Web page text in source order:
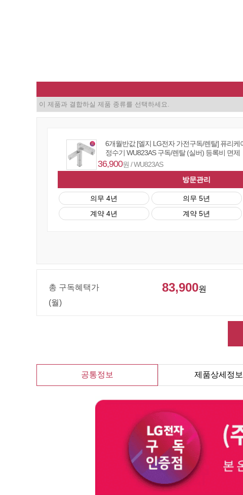
6개월반값 [엘지 LG전자 가전구독/렌탈] 퓨리케
정수기 WU823AS 구독/렌탈 (실버) 등록비 면제
36,900원 / WU823AS
방문관리
의무 4년
계약 4년
의무 5년
계약 5년
총 구독혜택가
(월)
83,900원
공통정보 제품상세정보